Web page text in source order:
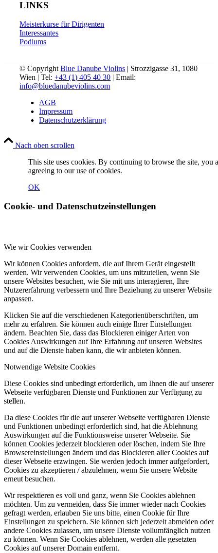
LINKS
Meisterkurse für Dirigenten
Interessantes
Podiums
© CopyrightBlue Danube Violins | Strozzigasse 31, 1080
Wien | Tel:+43 (1) 405 40 30 | Email:
info@bluedanubeviolins.com
AGB
Impressum
Datenschutzerklärung
Nach oben scrollen
This site uses cookies. By continuing to browse the site, you
agreeing to our use of cookies.
OK
Cookie- und Datenschutzeinstellungen
Wie wir Cookies verwenden
Wir können Cookies anfordern, die auf Ihrem Gerät eingestellt
werden. Wir verwenden Cookies, um uns mitzuteilen, wenn Sie
unsere Websites besuchen, wie Sie mit uns interagieren, Ihre
Nutzererfahrung verbessern und Ihre Beziehung zu unserer Website
anpassen.
Klicken Sie auf die verschiedenen Kategorienüberschriften, um
mehr zu erfahren. Sie können auch einige Ihrer Einstellungen
ändern. Beachten Sie, dass das Blockieren einiger Arten von
Cookies Auswirkungen auf Ihre Erfahrung auf unseren Websites
und auf die Dienste haben kann, die wir anbieten können.
Notwendige Website Cookies
Diese Cookies sind unbedingt erforderlich, um Ihnen die auf unserer
Webseite verfügbaren Dienste und Funktionen zur Verfügung zu
stellen.
Da diese Cookies für die auf unserer Webseite verfügbaren Dienste
und Funktionen unbedingt erforderlich sind, hat die Ablehnung
Auswirkungen auf die Funktionsweise unserer Webseite. Sie
können Cookies jederzeit blockieren oder löschen, indem Sie Ihre
Browsereinstellungen ändern und das Blockieren aller Cookies auf
dieser Webseite erzwingen. Sie werden jedoch immer aufgefordert,
Cookies zu akzeptieren / abzulehnen, wenn Sie unsere Website
erneut besuchen.
Wir respektieren es voll und ganz, wenn Sie Cookies ablehnen
möchten. Um zu vermeiden, dass Sie immer wieder nach Cookies
gefragt werden, erlauben Sie uns bitte, einen Cookie für Ihre
Einstellungen zu speichern. Sie können sich jederzeit abmelden oder
andere Cookies zulassen, um unsere Dienste vollumfänglich nutzen
zu können. Wenn Sie Cookies ablehnen, werden alle gesetzten
Cookies auf unserer Domain entfernt.